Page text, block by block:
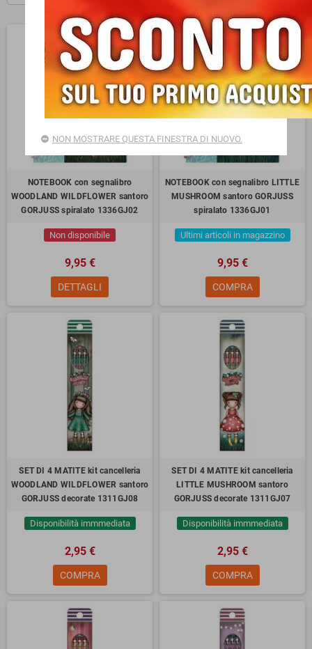
NOTEBOOK con segnalibro
WOODLAND WILDFLOWER santoro
GORJUSS spiralato 1336GJ02
Non disponibile
9,95 €
DETTAGLI
NOTEBOOK con segnalibro LITTLE
MUSHROOM santoro GORJUSS
spiralato 1336GJ01
Ultimi articoli in magazzino
9,95 €
COMPRA
SET DI 4 MATITE kit cancelleria
WOODLAND WILDFLOWER santoro
GORJUSS decorate 1311GJ08
Disponibilità immmediata
2,95 €
COMPRA
SET DI 4 MATITE kit cancelleria
LITTLE MUSHROOM santoro
GORJUSS decorate 1311GJ07
Disponibilità immmediata
2,95 €
COMPRA
NON MOSTRARE QUESTA FINESTRA DI NUOVO.